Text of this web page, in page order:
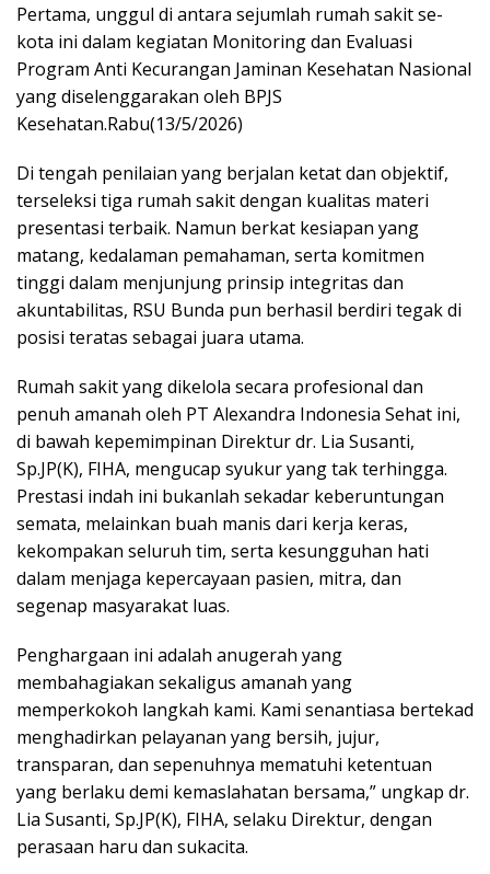
Pertama, unggul di antara sejumlah rumah sakit se-
kota ini dalam kegiatan Monitoring dan Evaluasi
Program Anti Kecurangan Jaminan Kesehatan Nasional
yang diselenggarakan oleh BPJS
Kesehatan.Rabu(13/5/2026)
Di tengah penilaian yang berjalan ketat dan objektif,
terseleksi tiga rumah sakit dengan kualitas materi
presentasi terbaik. Namun berkat kesiapan yang
matang, kedalaman pemahaman, serta komitmen
tinggi dalam menjunjung prinsip integritas dan
akuntabilitas, RSU Bunda pun berhasil berdiri tegak di
posisi teratas sebagai juara utama.
Rumah sakit yang dikelola secara profesional dan
penuh amanah oleh PT Alexandra Indonesia Sehat ini,
di bawah kepemimpinan Direktur dr. Lia Susanti,
Sp.JP(K), FIHA, mengucap syukur yang tak terhingga.
Prestasi indah ini bukanlah sekadar keberuntungan
semata, melainkan buah manis dari kerja keras,
kekompakan seluruh tim, serta kesungguhan hati
dalam menjaga kepercayaan pasien, mitra, dan
segenap masyarakat luas.
Penghargaan ini adalah anugerah yang
membahagiakan sekaligus amanah yang
memperkokoh langkah kami. Kami senantiasa bertekad
menghadirkan pelayanan yang bersih, jujur,
transparan, dan sepenuhnya mematuhi ketentuan
yang berlaku demi kemaslahatan bersama,” ungkap dr.
Lia Susanti, Sp.JP(K), FIHA, selaku Direktur, dengan
perasaan haru dan sukacita.